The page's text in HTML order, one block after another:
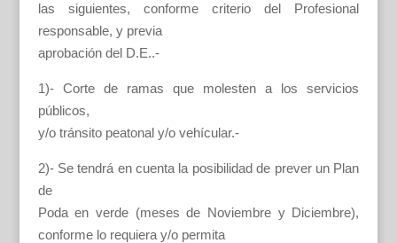
las siguientes, conforme criterio del Profesional
responsable, y previa
aprobación del D.E..-
1)- Corte de ramas que molesten a los servicios
públicos,
y/o tránsito peatonal y/o vehícular.-
2)- Se tendrá en cuenta la posibilidad de prever un Plan
de
Poda en verde (meses de Noviembre y Diciembre),
conforme lo requiera y/o permita